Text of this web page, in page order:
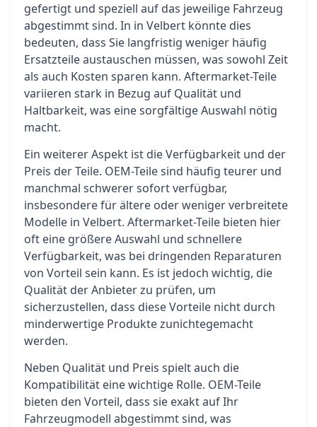
gefertigt und speziell auf das jeweilige Fahrzeug
abgestimmt sind. In in Velbert könnte dies
bedeuten, dass Sie langfristig weniger häufig
Ersatzteile austauschen müssen, was sowohl Zeit
als auch Kosten sparen kann. Aftermarket-Teile
variieren stark in Bezug auf Qualität und
Haltbarkeit, was eine sorgfältige Auswahl nötig
macht.
Ein weiterer Aspekt ist die Verfügbarkeit und der
Preis der Teile. OEM-Teile sind häufig teurer und
manchmal schwerer sofort verfügbar,
insbesondere für ältere oder weniger verbreitete
Modelle in Velbert. Aftermarket-Teile bieten hier
oft eine größere Auswahl und schnellere
Verfügbarkeit, was bei dringenden Reparaturen
von Vorteil sein kann. Es ist jedoch wichtig, die
Qualität der Anbieter zu prüfen, um
sicherzustellen, dass diese Vorteile nicht durch
minderwertige Produkte zunichtegemacht
werden.
Neben Qualität und Preis spielt auch die
Kompatibilität eine wichtige Rolle. OEM-Teile
bieten den Vorteil, dass sie exakt auf Ihr
Fahrzeugmodell abgestimmt sind, was